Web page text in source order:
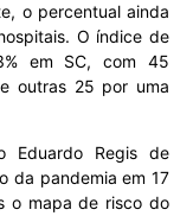
o percentual ainda
O índice de
em SC, com 45
outras 25 por uma
Eduardo Regis de
da pandemia em 17
o mapa de risco do